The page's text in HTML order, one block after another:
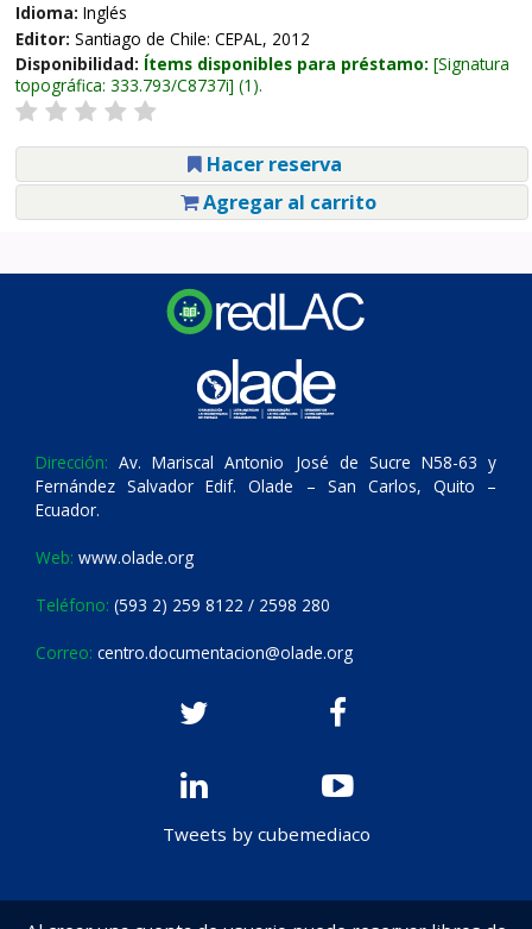
Idioma: Inglés
Editor: Santiago de Chile: CEPAL, 2012
Disponibilidad: Ítems disponibles para préstamo: Signatura
topográfica: 333.793/C8737i (1).
Hacer reserva
Agregar al carrito
Dirección: Av. Mariscal Antonio José de Sucre N58-63 y
Fernández Salvador Edif. Olade – San Carlos, Quito –
Ecuador.
Web: www.olade.org
Teléfono: (593 2) 259 8122 / 2598 280
Correo: centro.documentacion@olade.org
Tweets by cubemediaco